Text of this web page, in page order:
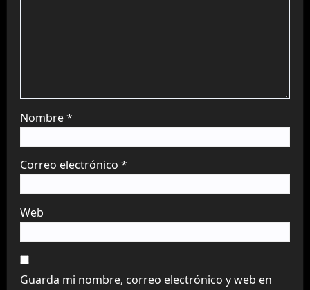
Nombre*
Correo electrónico *
Web
Guarda mi nombre, correo electrónico y web en